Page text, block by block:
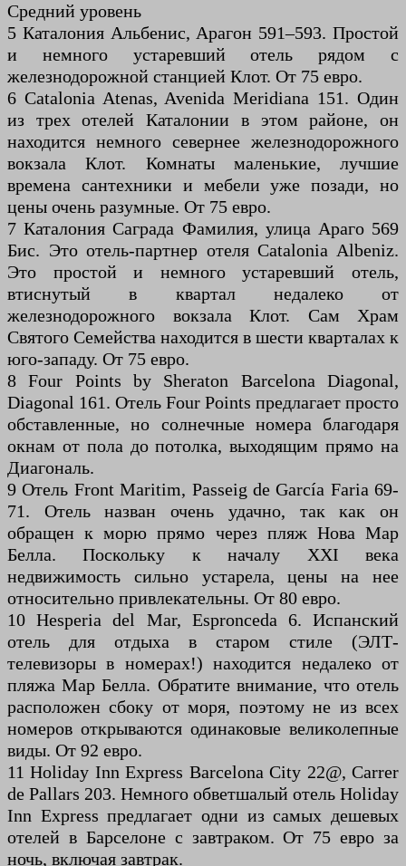
Средний уровень
5 Каталония Альбенис, Арагон 591–593. Простой
и немного устаревший отель рядом с
железнодорожной станцией Клот. От 75 евро.
6 Catalonia Atenas, Avenida Meridiana 151. Один
из трех отелей Каталонии в этом районе, он
находится немного севернее железнодорожного
вокзала Клот. Комнаты маленькие, лучшие
времена сантехники и мебели уже позади, но
цены очень разумные. От 75 евро.
7 Каталония Саграда Фамилия, улица Араго 569
Бис. Это отель-партнер отеля Catalonia Albeniz.
Это простой и немного устаревший отель,
втиснутый в квартал недалеко от
железнодорожного вокзала Клот. Сам Храм
Святого Семейства находится в шести кварталах к
юго-западу. От 75 евро.
8 Four Points by Sheraton Barcelona Diagonal,
Diagonal 161. Отель Four Points предлагает просто
обставленные, но солнечные номера благодаря
окнам от пола до потолка, выходящим прямо на
Диагональ.
9 Отель Front Maritim, Passeig de García Faria 69-
71. Отель назван очень удачно, так как он
обращен к морю прямо через пляж Нова Мар
Белла. Поскольку к началу XXI века
недвижимость сильно устарела, цены на нее
относительно привлекательны. От 80 евро.
10 Hesperia del Mar, Espronceda 6. Испанский
отель для отдыха в старом стиле (ЭЛТ-
телевизоры в номерах!) находится недалеко от
пляжа Мар Белла. Обратите внимание, что отель
расположен сбоку от моря, поэтому не из всех
номеров открываются одинаковые великолепные
виды. От 92 евро.
11 Holiday Inn Express Barcelona City 22@, Carrer
de Pallars 203. Немного обветшалый отель Holiday
Inn Express предлагает одни из самых дешевых
отелей в Барселоне с завтраком. От 75 евро за
ночь, включая завтрак.